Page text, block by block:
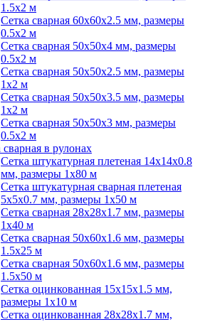
1.5х2 м
Сетка сварная 60х60х2.5 мм, размеры
0.5х2 м
Сетка сварная 50х50х4 мм, размеры
0.5х2 м
Сетка сварная 50х50х2.5 мм, размеры
1х2 м
Сетка сварная 50х50х3.5 мм, размеры
1х2 м
Сетка сварная 50х50х3 мм, размеры
0.5х2 м
сварная в рулонах
Сетка штукатурная плетеная 14х14х0.8
мм, размеры 1х80 м
Сетка штукатурная сварная плетеная
5х5х0.7 мм, размеры 1х50 м
Сетка сварная 28х28х1.7 мм, размеры
1х40 м
Сетка сварная 50х60х1.6 мм, размеры
1.5х25 м
Сетка сварная 50х60х1.6 мм, размеры
1.5х50 м
Сетка оцинкованная 15х15х1.5 мм,
размеры 1х10 м
Сетка оцинкованная 28х28х1.7 мм,